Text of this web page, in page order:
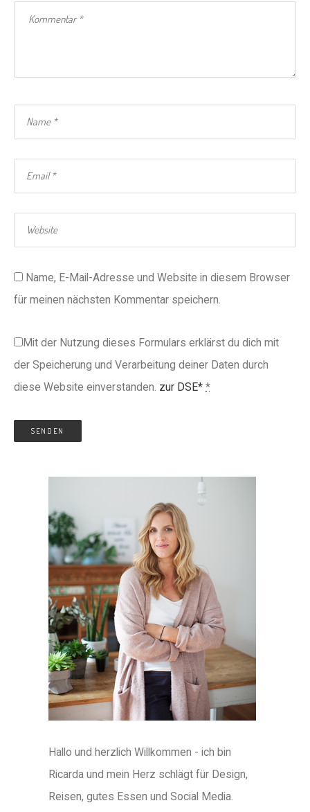
Name, E-Mail-Adresse und Website in diesem Browser
für meinen nächsten Kommentar speichern.
Mit der Nutzung dieses Formulars erklärst du dich mit
der Speicherung und Verarbeitung deiner Daten durch
diese Website einverstanden. zur DSE* *
Hallo und herzlich Willkommen - ich bin
Ricarda und mein Herz schlägt für Design,
Reisen, gutes Essen und Social Media.